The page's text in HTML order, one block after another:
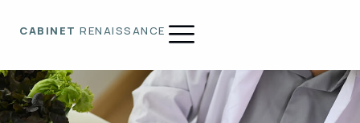
CABINET RENAISSANCE